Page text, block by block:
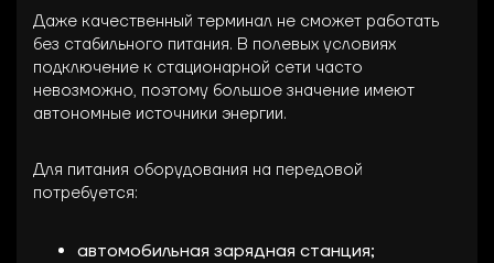
Даже качественный терминал не сможет работать
без стабильного питания. В полевых условиях
подключение к стационарной сети часто
невозможно, поэтому большое значение имеют
автономные источники энергии.
Для питания оборудования на передовой
потребуется:
автомобильная зарядная станция;